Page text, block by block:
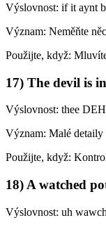
Výslovnost: if it aynt
Význam: Neměňte
Použijte, když:
17) The devil is
Výslovnost: thee
Význam: Malé detaily
Použijte, když:
18) A watched
Výslovnost: uh